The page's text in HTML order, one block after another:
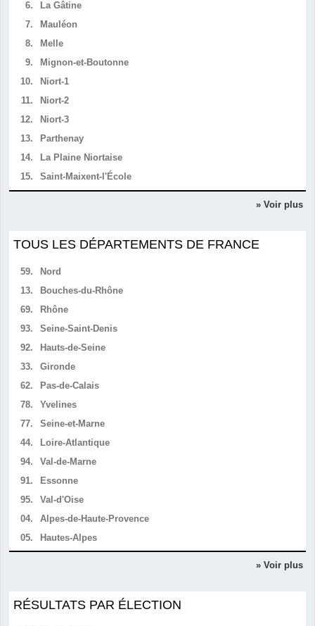
6.
La Gâtine
7.
Mauléon
8.
Melle
9.
Mignon-et-Boutonne
10.
Niort-1
11.
Niort-2
12.
Niort-3
13.
Parthenay
14.
La Plaine Niortaise
15.
Saint-Maixent-l'École
» Voir plus
TOUS LES DÉPARTEMENTS DE FRANCE
59.
Nord
13.
Bouches-du-Rhône
69.
Rhône
93.
Seine-Saint-Denis
92.
Hauts-de-Seine
33.
Gironde
62.
Pas-de-Calais
78.
Yvelines
77.
Seine-et-Marne
44.
Loire-Atlantique
94.
Val-de-Marne
91.
Essonne
95.
Val-d'Oise
04.
Alpes-de-Haute-Provence
05.
Hautes-Alpes
» Voir plus
RÉSULTATS PAR ÉLECTION